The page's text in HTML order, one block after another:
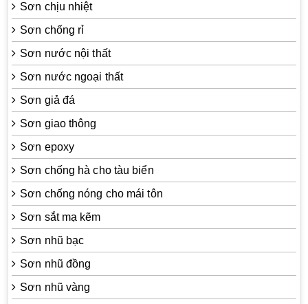
Sơn chịu nhiệt
Sơn chống rỉ
Sơn nước nội thất
Sơn nước ngoại thất
Sơn giả đá
Sơn giao thông
Sơn epoxy
Sơn chống hà cho tàu biển
Sơn chống nóng cho mái tôn
Sơn sắt mạ kẽm
Sơn nhũ bạc
Sơn nhũ đồng
Sơn nhũ vàng